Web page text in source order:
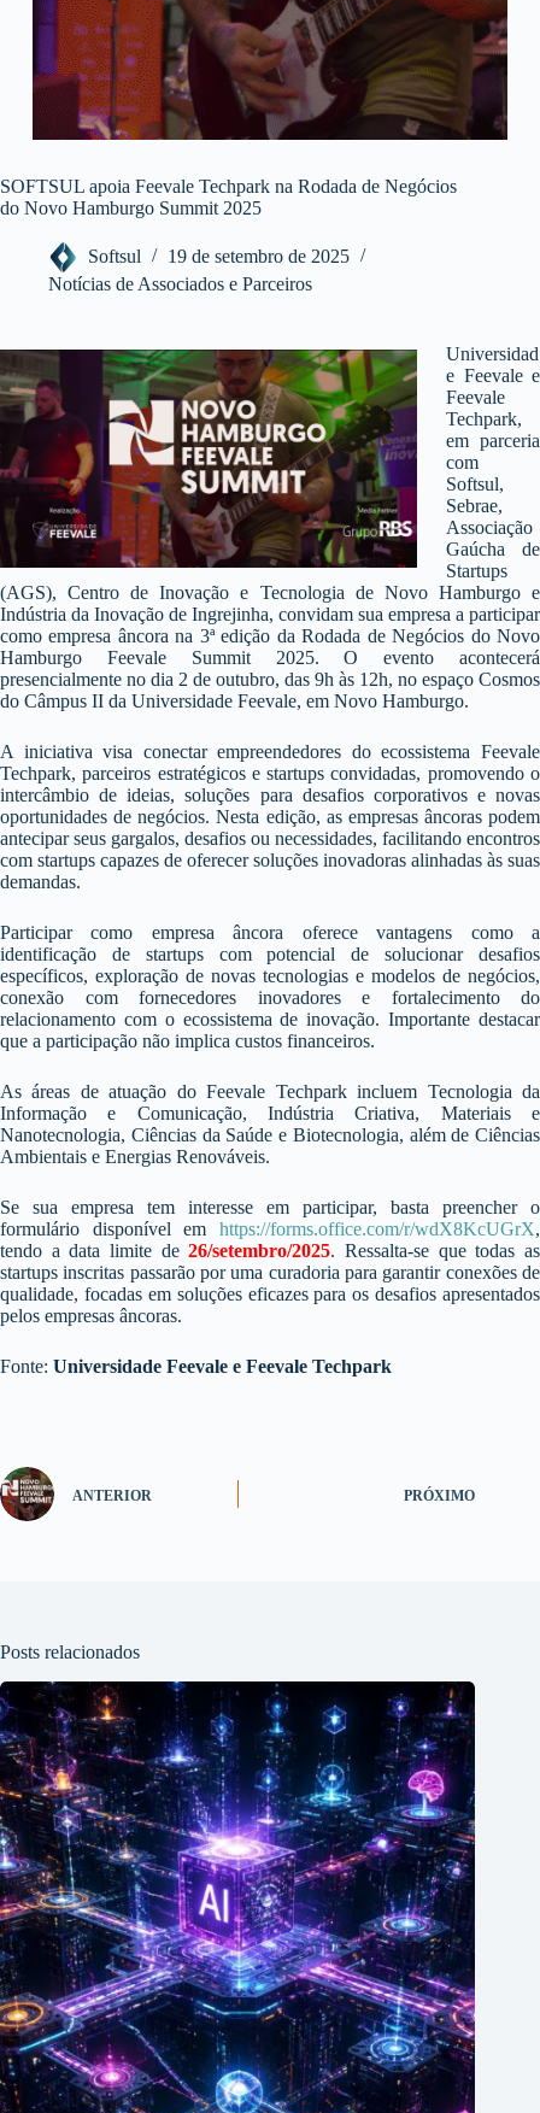
SOFTSUL apoia Feevale Techpark na Rodada de Negócios
do Novo Hamburgo Summit 2025
Softsul
19 de setembro de 2025
Notícias de Associados e Parceiros
Universidad
e Feevale e
Feevale
Techpark,
em parceria
com
Softsul,
Sebrae,
Associação
Gaúcha de
Startups
(AGS), Centro de Inovação e Tecnologia de Novo Hamburgo e
Indústria da Inovação de Ingrejinha, convidam sua empresa a participar
como empresa âncora na 3ª edição da Rodada de Negócios do Novo
Hamburgo Feevale Summit 2025. O evento acontecerá
presencialmente no dia 2 de outubro, das 9h às 12h, no espaço Cosmos
do Câmpus II da Universidade Feevale, em Novo Hamburgo.
A iniciativa visa conectar empreendedores do ecossistema Feevale
Techpark, parceiros estratégicos e startups convidadas, promovendo o
intercâmbio de ideias, soluções para desafios corporativos e novas
oportunidades de negócios. Nesta edição, as empresas âncoras podem
antecipar seus gargalos, desafios ou necessidades, facilitando encontros
com startups capazes de oferecer soluções inovadoras alinhadas às suas
demandas.
Participar como empresa âncora oferece vantagens como a
identificação de startups com potencial de solucionar desafios
específicos, exploração de novas tecnologias e modelos de negócios,
conexão com fornecedores inovadores e fortalecimento do
relacionamento com o ecossistema de inovação. Importante destacar
que a participação não implica custos financeiros.
As áreas de atuação do Feevale Techpark incluem Tecnologia da
Informação e Comunicação, Indústria Criativa, Materiais e
Nanotecnologia, Ciências da Saúde e Biotecnologia, além de Ciências
Ambientais e Energias Renováveis.
Se sua empresa tem interesse em participar, basta preencher o
formulário disponível em https://forms.office.com/r/wdX8KcUGrX,
tendo a data limite de26/setembro/2025. Ressalta-se que todas as
startups inscritas passarão por uma curadoria para garantir conexões de
qualidade, focadas em soluções eficazes para os desafios apresentados
pelos empresas âncoras.
Fonte: Universidade Feevale e Feevale Techpark
ANTERIOR PRÓXIMO
Posts relacionados